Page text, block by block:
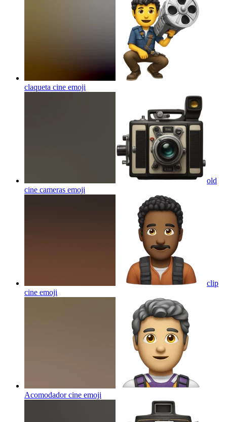
claqueta cine emoji
old
cine cameras emoji
clip
cine emoji
Acomodador cine emoji